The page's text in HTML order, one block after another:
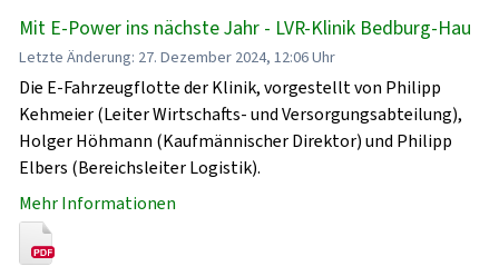
Mit E-Power ins nächste Jahr - LVR-Klinik Bedburg-Hau
Letzte Änderung: 27. Dezember 2024, 12:06 Uhr
Die E-Fahrzeugflotte der Klinik, vorgestellt von Philipp
Kehmeier (Leiter Wirtschafts- und Versorgungsabteilung),
Holger Höhmann (Kaufmännischer Direktor) und Philipp
Elbers (Bereichsleiter Logistik).
Mehr Informationen